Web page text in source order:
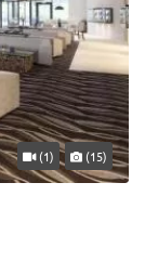
(1) (15)